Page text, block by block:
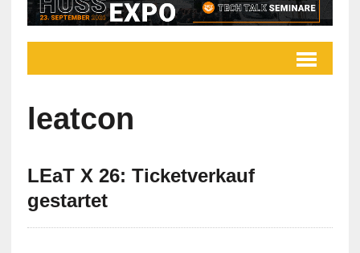
leatcon
LEaT X 26: Ticketverkauf
gestartet